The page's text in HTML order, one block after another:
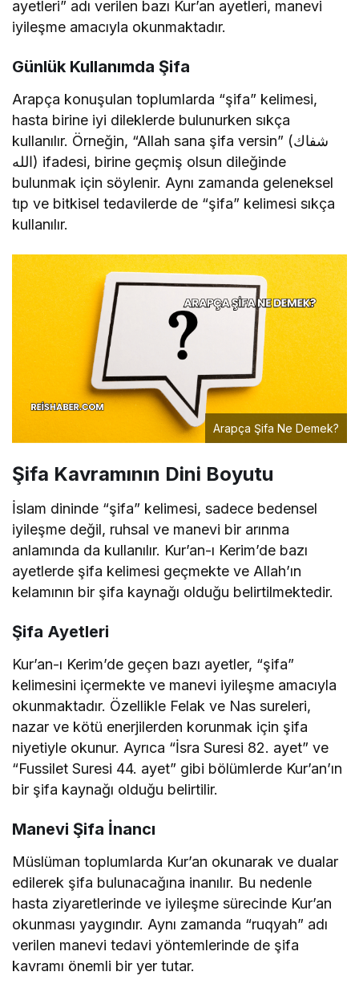
ayetleri” adı verilen bazı Kur’an ayetleri, manevi
iyileşme amacıyla okunmaktadır.
Günlük Kullanımda Şifa
Arapça konuşulan toplumlarda “şifa” kelimesi,
hasta birine iyi dileklerde bulunurken sıkça
kullanılır. Örneğin, “Allah sana şifa versin” (شفاك
الله) ifadesi, birine geçmiş olsun dileğinde
bulunmak için söylenir. Aynı zamanda geleneksel
tıp ve bitkisel tedavilerde de “şifa” kelimesi sıkça
kullanılır.
Arapça Şifa Ne Demek?
Şifa Kavramının Dini Boyutu
İslam dininde “şifa” kelimesi, sadece bedensel
iyileşme değil, ruhsal ve manevi bir arınma
anlamında da kullanılır. Kur’an-ı Kerim’de bazı
ayetlerde şifa kelimesi geçmekte ve Allah’ın
kelamının bir şifa kaynağı olduğu belirtilmektedir.
Şifa Ayetleri
Kur’an-ı Kerim’de geçen bazı ayetler, “şifa”
kelimesini içermekte ve manevi iyileşme amacıyla
okunmaktadır. Özellikle Felak ve Nas sureleri,
nazar ve kötü enerjilerden korunmak için şifa
niyetiyle okunur. Ayrıca “İsra Suresi 82. ayet” ve
“Fussilet Suresi 44. ayet” gibi bölümlerde Kur’an’ın
bir şifa kaynağı olduğu belirtilir.
Manevi Şifa İnancı
Müslüman toplumlarda Kur’an okunarak ve dualar
edilerek şifa bulunacağına inanılır. Bu nedenle
hasta ziyaretlerinde ve iyileşme sürecinde Kur’an
okunması yaygındır. Aynı zamanda “ruqyah” adı
verilen manevi tedavi yöntemlerinde de şifa
kavramı önemli bir yer tutar.